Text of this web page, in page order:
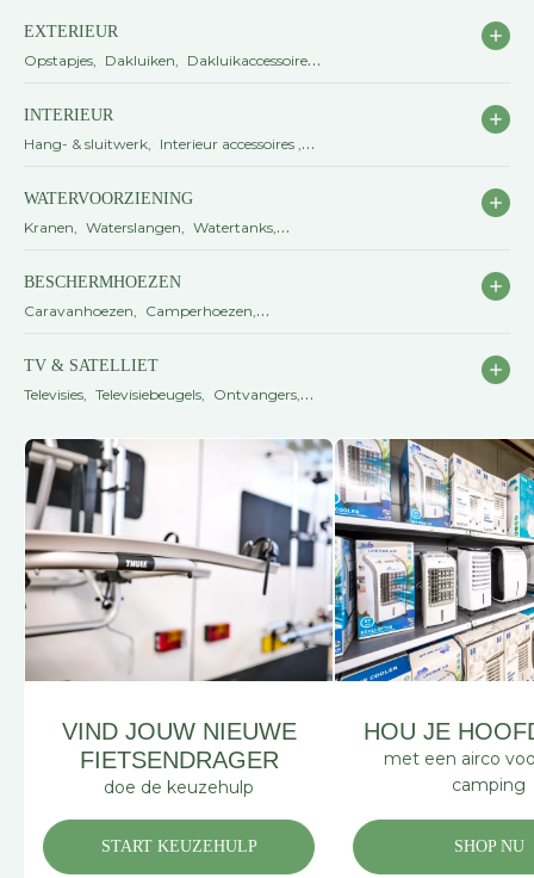
EXTERIEUR
Opstapjes
Dakluiken
Dakluikaccessoires
INTERIEUR
Hang- & sluitwerk
Interieur accessoires
hoeslakens
WATERVOORZIENING
Kranen
Waterslangen
Watertanks
watervoorziening
BESCHERMHOEZEN
Caravanhoezen
Camperhoezen
beschermhoezen
TV & SATELLIET
Televisies
Televisiebeugels
Ontvangers
satelliet
VIND JOUW NIEUWE
FIETSENDRAGER
doe de keuzehulp
START KEUZEHULP
HOU JE
met een airco
camping
SHOP NU